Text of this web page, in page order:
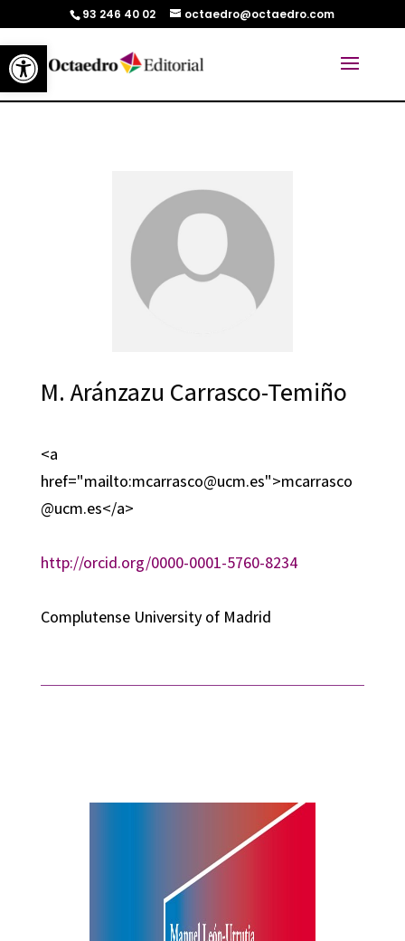
Abrir barra de herramientas
93 246 40 02 octaedro@octaedro.com
M. Aránzazu Carrasco-Temiño
<a
href="mailto:mcarrasco@ucm.es">mcarrasco
@ucm.es</a>
http://orcid.org/0000-0001-5760-8234
Complutense University of Madrid